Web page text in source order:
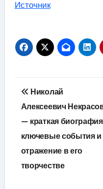
Источник
Навигация
по
записям
Николай
Алексеевич
— краткая
ключевые события и
отражение в его
творчестве